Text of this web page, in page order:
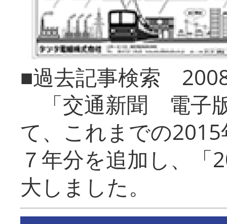
■過去記事検索
「交通新聞 電子
て、これまでの
７年分を追加し、「
大しまし